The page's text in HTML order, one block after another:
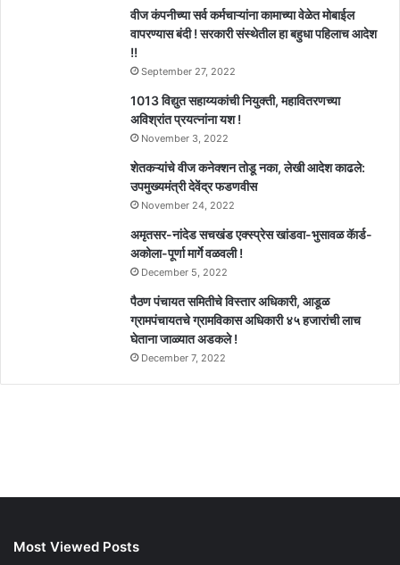
वीज कंपनीच्या सर्व कर्मचाऱ्यांना कामाच्या वेळेत मोबाईल
वापरण्यास बंदी ! सरकारी संस्थेतील हा बहुधा पहिलाच आदेश
!!
September 27, 2022
1013 विद्युत सहाय्यकांची नियुक्ती, महावितरणच्या
अविश्रांत प्रयत्नांना यश !
November 3, 2022
शेतकऱ्यांचे वीज कनेक्शन तोडू नका, लेखी आदेश काढले:
उपमुख्यमंत्री देवेंद्र फडणवीस
November 24, 2022
अमृतसर-नांदेड सचखंड एक्स्प्रेस खांडवा-भुसावळ कॅार्ड-
अकोला-पूर्णा मार्गे वळवली !
December 5, 2022
पैठण पंचायत समितीचे विस्तार अधिकारी, आडूळ
ग्रामपंचायतचे ग्रामविकास अधिकारी ४५ हजारांची लाच
घेताना जाळ्यात अडकले !
December 7, 2022
Most Viewed Posts